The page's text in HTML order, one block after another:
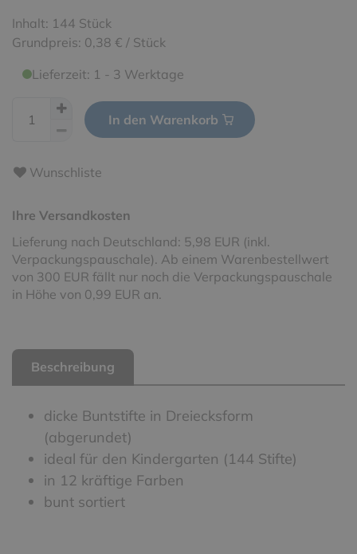
Inhalt: 144 Stück
Grundpreis: 0,38 € / Stück
Lieferzeit: 1 - 3 Werktage
In den Warenkorb
Wunschliste
Ihre Versandkosten
Lieferung nach Deutschland: 5,98 EUR (inkl.
Verpackungspauschale). Ab einem Warenbestellwert
von 300 EUR fällt nur noch die Verpackungspauschale
in Höhe von 0,99 EUR an.
Beschreibung
dicke Buntstifte in Dreiecksform
(abgerundet)
ideal für den Kindergarten (144 Stifte)
in 12 kräftige Farben
bunt sortiert